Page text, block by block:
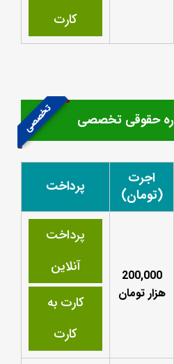
کارت
تخصصی حقوقی تخصصی
اجرت
(تومان)
پرداخت
200,000
هزار تومان
پرداخت
آنلاین
کارت به
کارت